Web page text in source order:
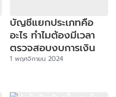
บัญชีแยกประเภทคือ
อะไร ทำไมต้องมีเวลา
ตรวจสอบงบการเงิน
1 พฤศจิกายน 2024